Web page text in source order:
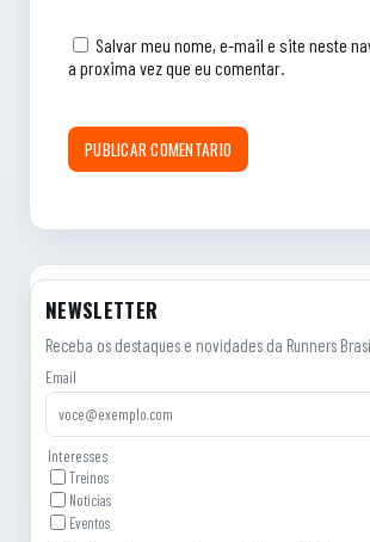
Salvar meu nome, e-mail e site neste
a proxima vez que eu comentar.
NEWSLETTER
Receba os destaques e novidades da Runners
Email
Interesses
Treinos
Noticias
Eventos